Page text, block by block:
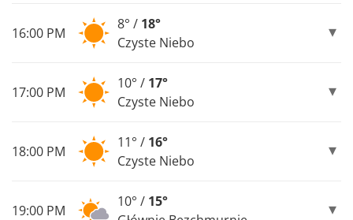
16:00 PM
8° / 18°
Czyste Niebo
17:00 PM
10° / 17°
Czyste Niebo
18:00 PM
11° / 16°
Czyste Niebo
19:00 PM
10° / 15°